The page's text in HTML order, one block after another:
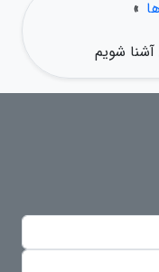
»
شویم